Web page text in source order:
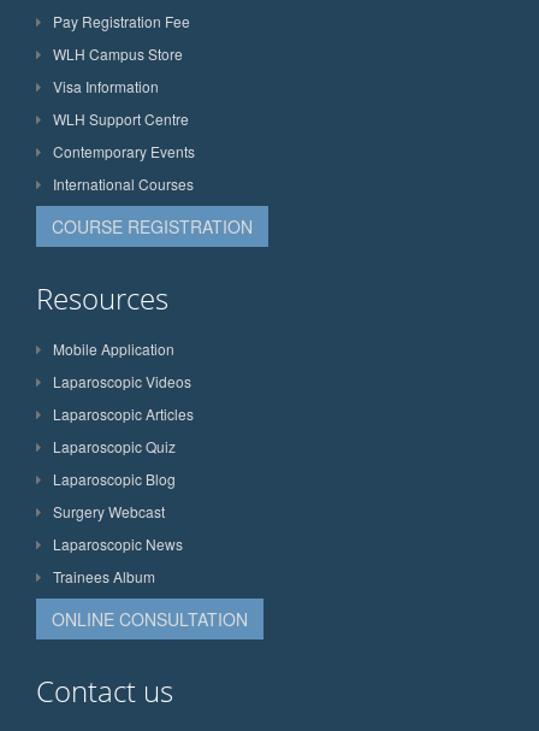
Pay Registration Fee
WLH Campus Store
Visa Information
WLH Support Centre
Contemporary Events
International Courses
COURSE REGISTRATION
Resources
Mobile Application
Laparoscopic Videos
Laparoscopic Articles
Laparoscopic Quiz
Laparoscopic Blog
Surgery Webcast
Laparoscopic News
Trainees Album
ONLINE CONSULTATION
Contact us